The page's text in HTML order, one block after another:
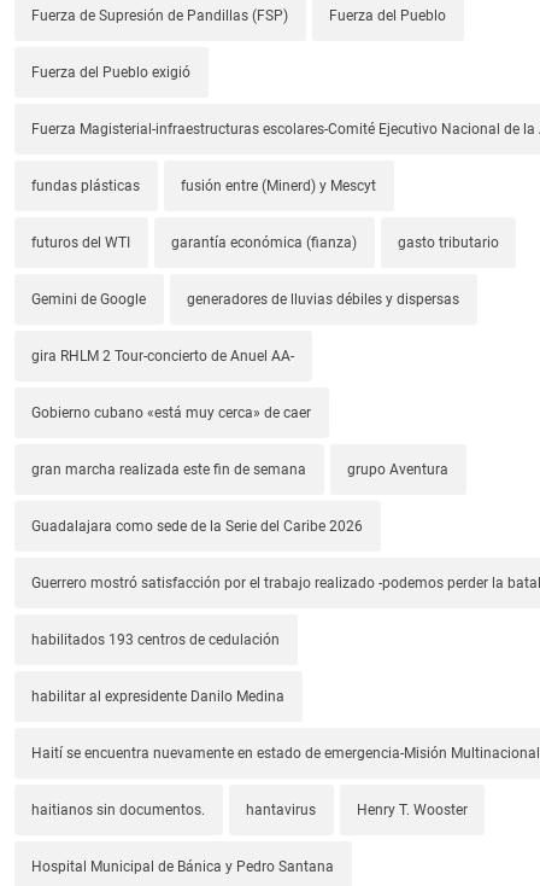
Fuerza de Supresión de Pandillas (FSP) Fuerza del Pueblo
Fuerza del Pueblo exigió
Fuerza Magisterial-infraestructuras escolares-Comité Ejecutivo Nacional de la
fundas plásticas fusión entre (Minerd) y Mescyt
futuros del WTI garantía económica (fianza) gasto tributario
Gemini de Google generadores de lluvias débiles y dispersas
gira RHLM 2 Tour-concierto de Anuel AA-
Gobierno cubano «está muy cerca» de caer
gran marcha realizada este fin de semana grupo Aventura
Guadalajara como sede de la Serie del Caribe 2026
Guerrero mostró satisfacción por el trabajo realizado -podemos perder la
habilitados 193 centros de cedulación
habilitar al expresidente Danilo Medina
Haití se encuentra nuevamente en estado de emergencia-Misión
haitianos sin documentos. hantavirus Henry T. Wooster
Hospital Municipal de Bánica y Pedro Santana